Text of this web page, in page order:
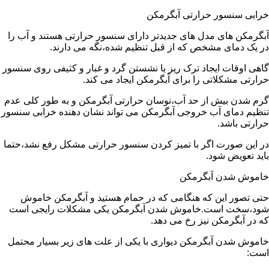
خرابی سنسور حرارتی آبگرمکن
آبگرمکن های مدل های جدیدتر دارای سنسور حرارتی هستند و آب را
در یک دمای مشخص که از قبل تنظیم شده،نگه می دارند.
گاهی اوقات ایجاد ترک ریز یا نشستن گرد و غبار و کثیفی روی سنسور
حرارتی مشکلاتی را برای آبگرمکن ایجاد می کند.
گرم شدن بیش از حد آب،نوسان حرارتی آبگرمکن و به طور کلی عدم
تنظیم دمای آب خروجی آبگرمکن می تواند نشان دهنده خرابی سنسور
حرارتی باشد.
در این صورت اگر با تمیز کردن سنسور حرارتی مشکل رفع نشد،حتما
باید تعویض شود.
خاموش شدن آبگرمکن
حتی تصور این که هنگامی که در حمام هستید و آبگرمکن خاموش
شود،سخت است.خاموش شدن آبگرمکن یکی مشکلات رایجی است
که در آبگرمکن نیز رخ می دهد.
خاموش شدن آبگرمکن دیواری با یکی از علت های زیر بسیار محتمل
است: